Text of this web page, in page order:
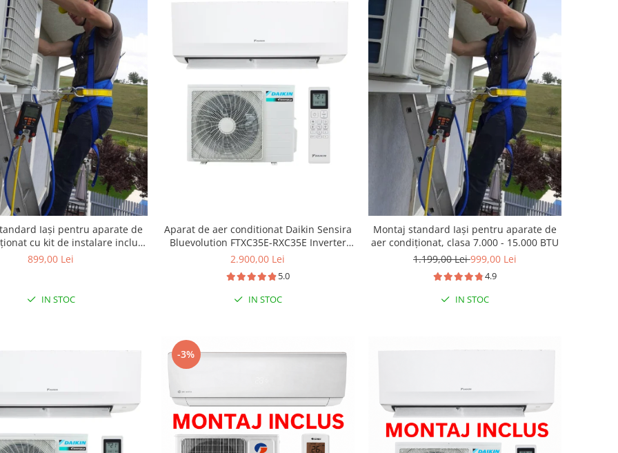
Iași pentru aparate de
cu kit de instalare inclus,
7.000 - 15.000 BTU
899,00 Lei
IN STOC
Aparat de aer conditionat Daikin Sensira
Bluevolution FTXC35E-RXC35E Inverter
12000 BTU, Wi-fi, filtru dezodorizare,
comutare automata racire-incalzire
2.900,00 Lei
5.0
IN STOC
Montaj standard Iași pentru aparate de
aer condiționat, clasa 7.000 - 15.000 BTU
1.199,00 Lei999,00 Lei
4.9
IN STOC
-3%